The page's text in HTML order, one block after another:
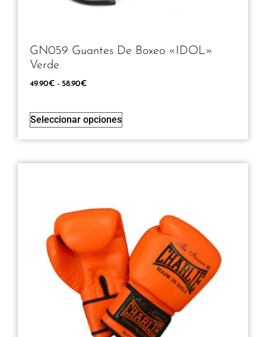
GN059 Guantes De Boxeo «IDOL»
Verde
49.90€ - 58.90€
Seleccionar opciones